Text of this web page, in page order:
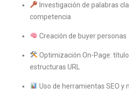
Investigación de palabras
competencia
Creación de buyer personas
Optimización On-Page:
estructuras URL
Uso de herramientas SEO y